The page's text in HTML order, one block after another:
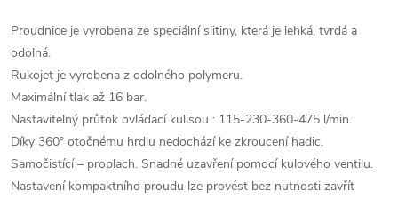
Proudnice je vyrobena ze speciální slitiny, která je lehká, tvrdá a
odolná.
Rukojet je vyrobena z odolného polymeru.
Maximální tlak až 16 bar.
Nastavitelný průtok ovládací kulisou : 115-230-360-475 l/min.
Díky 360° otočnému hrdlu nedochází ke zkroucení hadic.
Samočistící – proplach. Snadné uzavření pomocí kulového ventilu.
Nastavení kompaktního proudu lze provést bez nutnosti zavřít